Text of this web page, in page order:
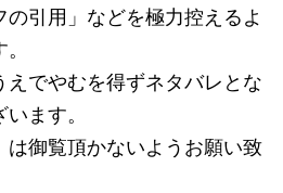
の引用」などを極力控えるよ
えでやむを得ずネタバレとな
ます。
は御覧頂かないようお願い致